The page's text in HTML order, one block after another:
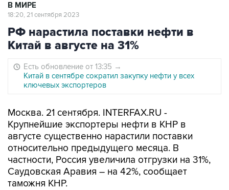
В МИРЕ
18:20, 21 сентября 2023
РФ нарастила поставки нефти в
Китай в августе на 31%
Есть обновление от 13:35 →
Китай в сентябре сократил закупку нефти у всех
ключевых экспортеров
Москва. 21 сентября. INTERFAX.RU -
Крупнейшие экспортеры нефти в КНР в
августе существенно нарастили поставки
относительно предыдущего месяца. В
частности, Россия увеличила отгрузки на 31%,
Саудовская Аравия – на 42%, сообщает
таможня КНР.